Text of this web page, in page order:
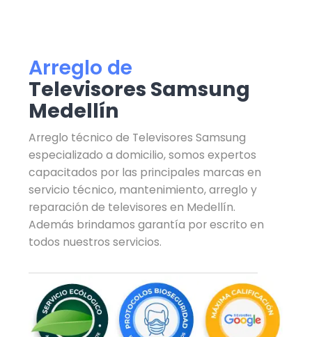
Arreglo de
Televisores Samsung
Medellín
Arreglo técnico de Televisores Samsung
especializado a domicilio, somos expertos
capacitados por las principales marcas en
servicio técnico, mantenimiento, arreglo y
reparación de televisores en Medellín.
Además brindamos garantía por escrito en
todos nuestros servicios.